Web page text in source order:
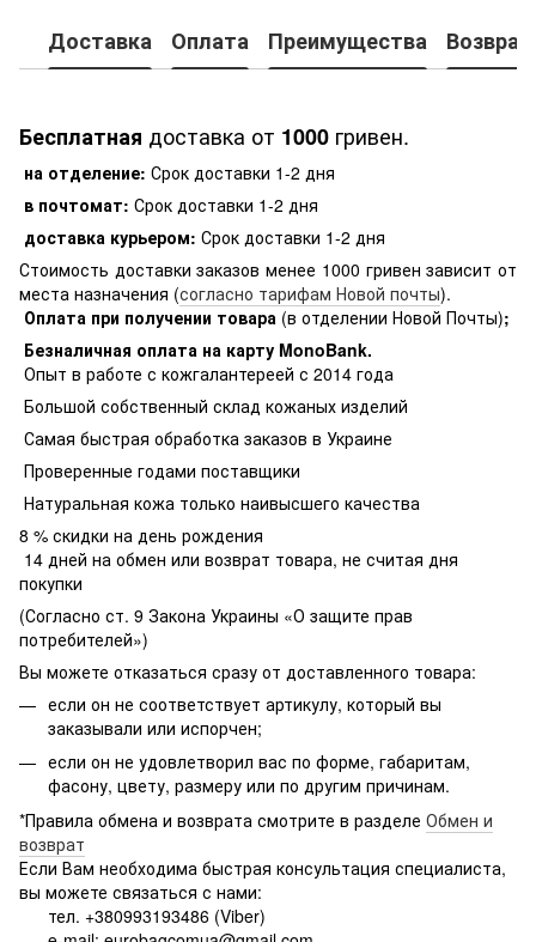
Доставка Оплата Преимущества Возврат
Бесплатная доставка от 1000 гривен.
на отделение: Срок доставки 1-2 дня
в почтомат: Срок доставки 1-2 дня
доставка курьером: Срок доставки 1-2 дня
Стоимость доставки заказов менее 1000 гривен зависит от
места назначения (согласно тарифам Новой почты).
Оплата при получении товара (в отделении Новой Почты);
Безналичная оплата на карту MonoBank.
Опыт в работе с кожгалантереей с 2014 года
Большой собственный склад кожаных изделий
Самая быстрая обработка заказов в Украине
Проверенные годами поставщики
Натуральная кожа только наивысшего качества
8 % скидки на день рождения
14 дней на обмен или возврат товара, не считая дня
покупки
(Согласно ст. 9 Закона Украины «О защите прав
потребителей»)
Вы можете отказаться сразу от доставленного товара:
если он не соответствует артикулу, который вы
заказывали или испорчен;
если он не удовлетворил вас по форме, габаритам,
фасону, цвету, размеру или по другим причинам.
*Правила обмена и возврата смотрите в разделе Обмен и
возврат
Если Вам необходима быстрая консультация специалиста,
вы можете связаться с нами:
тел. +380993193486 (Viber)